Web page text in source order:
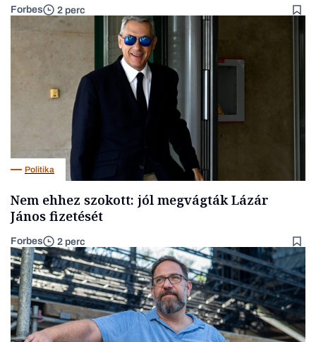
Forbes 2 perc
Politika
Nem ehhez szokott: jól megvágták Lázár
János fizetését
Forbes 2 perc